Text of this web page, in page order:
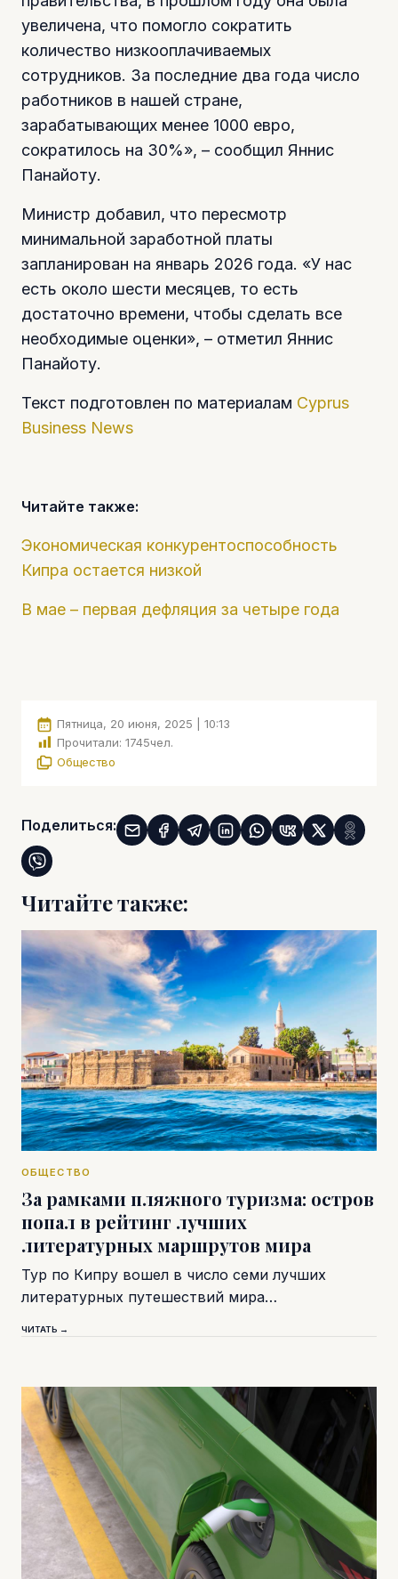
увеличена, что помогло сократить
количество низкооплачиваемых
сотрудников. За последние два года число
работников в нашей стране,
зарабатывающих менее 1000 евро,
сократилось на 30%», – сообщил Яннис
Панайоту.
Министр добавил, что пересмотр
минимальной заработной платы
запланирован на январь 2026 года. «У нас
есть около шести месяцев, то есть
достаточно времени, чтобы сделать все
необходимые оценки», – отметил Яннис
Панайоту.
Текст подготовлен по материалам Cyprus
Business News
Читайте также:
Экономическая конкурентоспособность
Кипра остается низкой
В мае – первая дефляция за четыре года
Пятница, 20 июня, 2025 | 10:13
Прочитали: 1745чел.
Общество
Поделиться:
Читайте также:
ОБЩЕСТВО
За рамками пляжного туризма: остров
попал в рейтинг лучших
литературных маршрутов мира
Тур по Кипру вошел в число семи лучших
литературных путешествий мира…
ЧИТАТЬ →